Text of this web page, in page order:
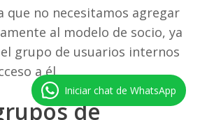
que no necesitamos agregar
al modelo de socio, ya
grupo de usuarios internos
a él.
de
Iniciar chat de WhatsApp